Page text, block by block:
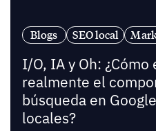
Blogs SEO local
I/O, IA y Oh:
realmente el
búsqueda en
locales?